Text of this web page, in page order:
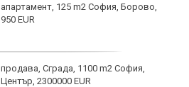
апартамент, 125 m2 София, Борово,
950 EUR
продава, Сграда, 1100 m2 София,
Център, 2300000 EUR